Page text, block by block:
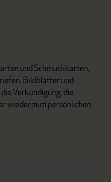
und Schmuckkarten,
Bildblätter und
Verkündigung, die
wieder zum persönlichen